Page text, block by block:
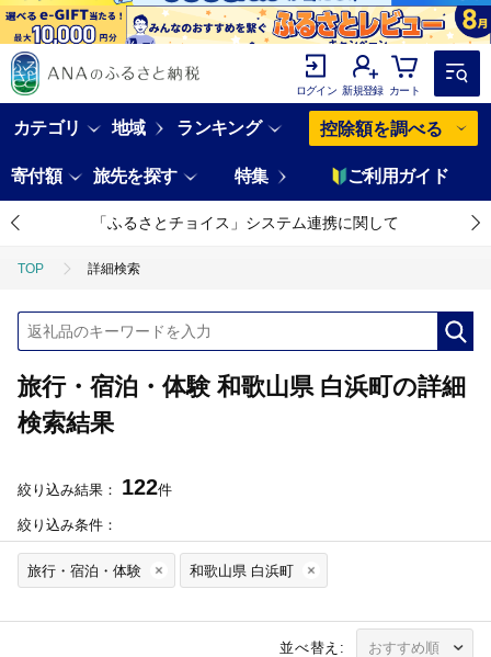
ログイン 新規登録 カート
カテゴリ 地域 ランキング 控除額を調べる
寄付額 旅先を探す 特集 ご利用ガイド
「ふるさとチョイス」システム連携に関して
TOP 詳細検索
旅行・宿泊・体験 和歌山県 白浜町の詳細
検索結果
絞り込み結果： 122件
絞り込み条件：
旅行・宿泊・体験 和歌山県 白浜町
並べ替え: